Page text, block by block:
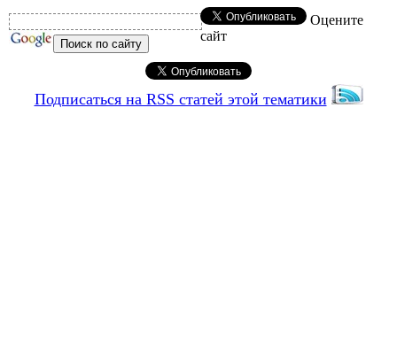
Оцените
сайт
Подписаться на RSS статей этой тематики